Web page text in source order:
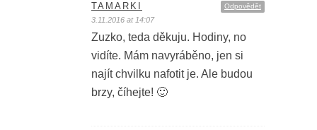
Odpovědět
TAMARKI
3.11.2016 at 14:07
Zuzko, teda děkuju. Hodiny, no
vidíte. Mám navyráběno, jen si
najít chvilku nafotit je. Ale budou
brzy, číhejte! 🙂